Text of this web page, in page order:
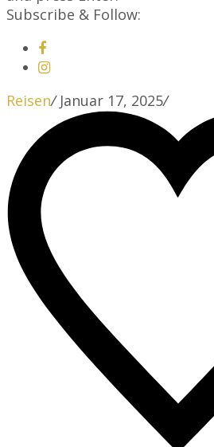
Subscribe & Follow:
Reisen/ Januar 17, 2025/